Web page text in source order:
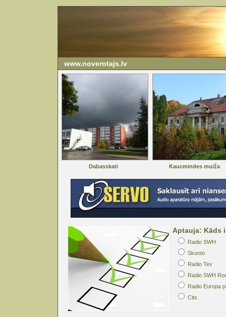
www.noverotajs.lv
Dabasskati Kaucmindes muiža
Aptauja: Kāds
Radio SWH
Skonto
Radio Tev
Radio SWH
Radio Europa
Cits